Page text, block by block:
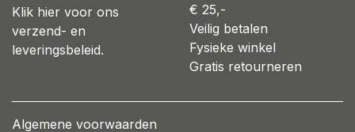
Klik hier voor ons
verzend- en
leveringsbeleid.
€ 25,-
Veilig betalen
Fysieke winkel
Gratis retourneren
Algemene voorwaarden